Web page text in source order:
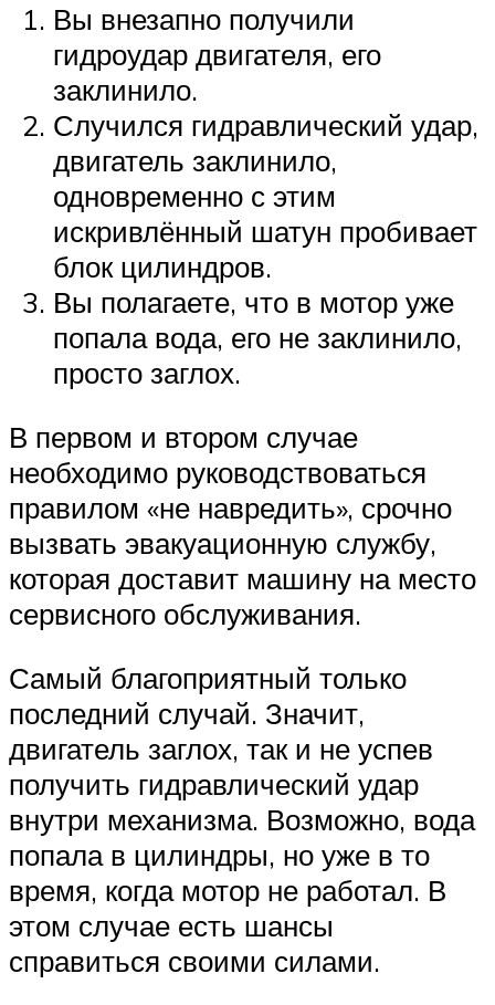
Вы внезапно получили
гидроудар двигателя, его
заклинило.
Случился гидравлический удар,
двигатель заклинило,
одновременно с этим
искривлённый шатун пробивает
блок цилиндров.
Вы полагаете, что в мотор уже
попала вода, его не заклинило,
просто заглох.
В первом и втором случае
необходимо руководствоваться
правилом «не навредить», срочно
вызвать эвакуационную службу,
которая доставит машину на место
сервисного обслуживания.
Самый благоприятный только
последний случай. Значит,
двигатель заглох, так и не успев
получить гидравлический удар
внутри механизма. Возможно, вода
попала в цилиндры, но уже в то
время, когда мотор не работал. В
этом случае есть шансы
справиться своими силами.